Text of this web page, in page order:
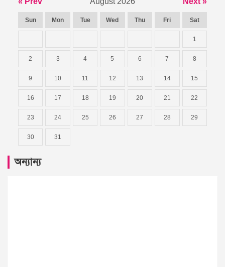
Sun Mon Tue Wed Thu Fri Sat
1
2 3 4 5 6 7 8
9 10 11 12 13 14 15
16 17 18 19 20 21 22
23 24 25 26 27 28 29
30 31
অন্যান্য